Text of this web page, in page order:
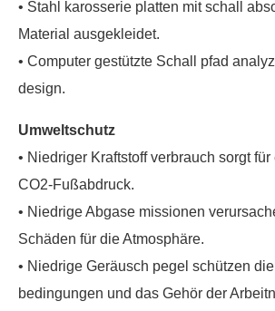
• Stahl karosserie platten mit schall
Material ausgekleidet.
• Computer gestützte Schall pfad
design.
Umweltschutz
• Niedriger Kraftstoff verbrauch sorgt
CO2-Fußabdruck.
• Niedrige Abgase missionen
Schäden für die Atmosphäre.
• Niedrige Geräusch pegel schützen
bedingungen und das Gehör der